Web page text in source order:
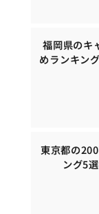
福岡県のキ
めランキン
東京都の
ング5